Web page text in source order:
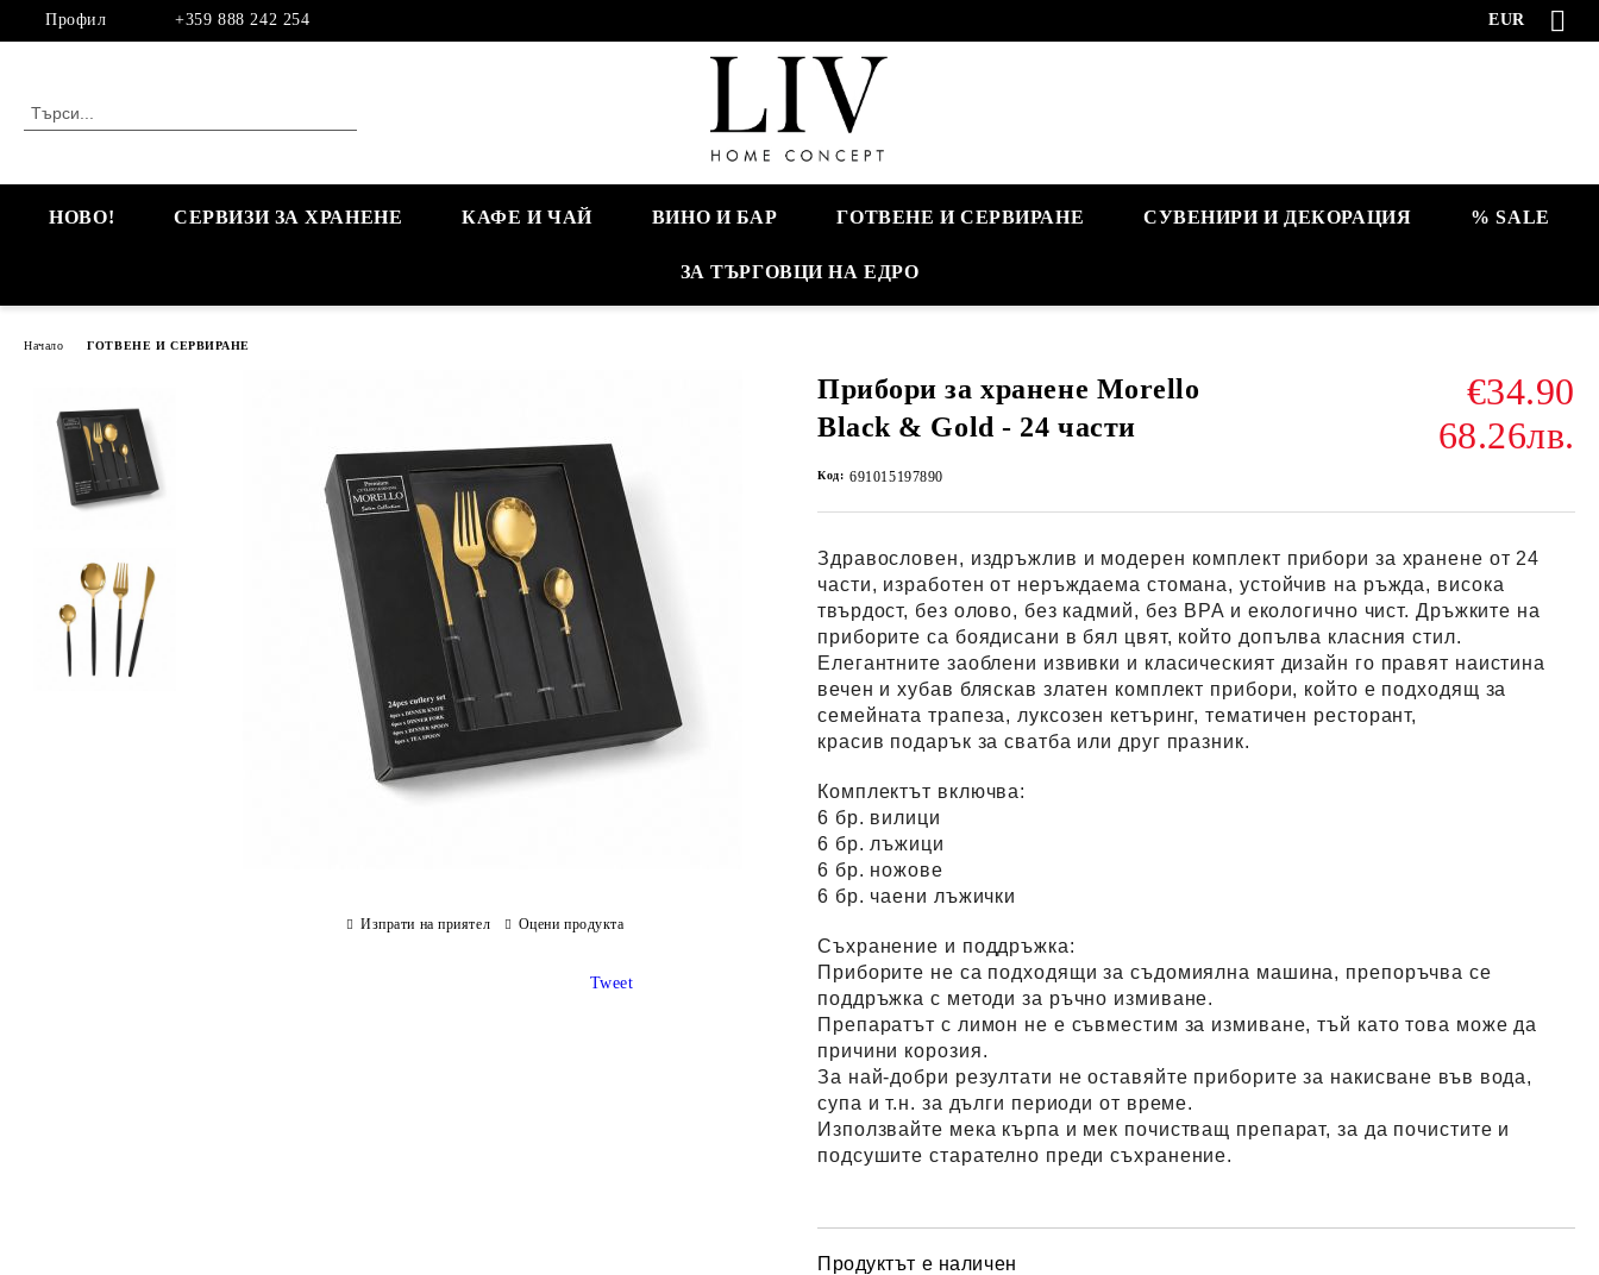
Профил +359 888 242 254 EUR
НОВО! СЕРВИЗИ ЗА ХРАНЕНЕ КАФЕ И ЧАЙ ВИНО И БАР ГОТВЕНЕ И СЕРВИРАНЕ СУВЕНИРИ И ДЕКОРАЦИЯ % SALE
ЗА ТЪРГОВЦИ НА ЕДРО
Начало ГОТВЕНЕ И СЕРВИРАНЕ
Прибори за хранене Morello
Black & Gold - 24 части
€34.90
68.26лв.
Код: 691015197890
Здравословен, издръжлив и модерен комплект прибори за хранене от 24
части, изработен от неръждаема стомана, устойчив на ръжда, висока
твърдост, без олово, без кадмий, без BPA и екологично чист. Дръжките на
приборите са боядисани в бял цвят, който допълва класния стил.
Елегантните заоблени извивки и класическият дизайн го правят наистина
вечен и хубав бляскав златен комплект прибори, който е подходящ за
семейната трапеза, луксозен кетъринг, тематичен ресторант,
красив подарък за сватба или друг празник.
Комплектът включва:
6 бр. вилици
6 бр. лъжици
6 бр. ножове
6 бр. чаени лъжички
Съхранение и поддръжка:
Приборите не са подходящи за съдомиялна машина, препоръчва се
поддръжка с методи за ръчно измиване.
Препаратът с лимон не е съвместим за измиване, тъй като това може да
причини корозия.
За най-добри резултати не оставяйте приборите за накисване във вода,
супа и т.н. за дълги периоди от време.
Използвайте мека кърпа и мек почистващ препарат, за да почистите и
подсушите старателно преди съхранение.
Продуктът е наличен
Изпрати на приятел Оцени продукта
Tweet